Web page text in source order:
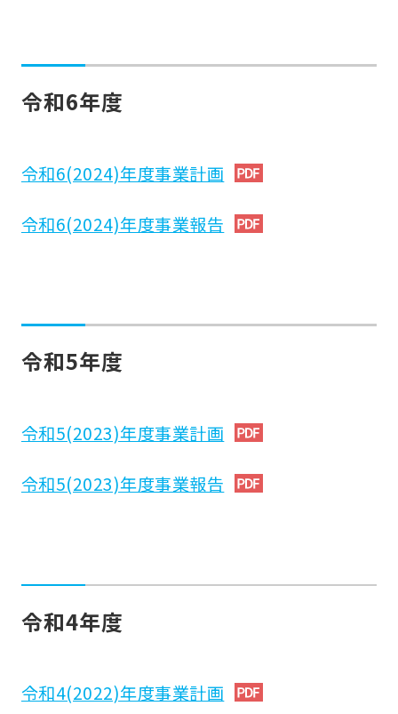
令和6年度
令和6(2024)年度事業計画
令和6(2024)年度事業報告
令和5年度
令和5(2023)年度事業計画
令和5(2023)年度事業報告
令和4年度
令和4(2022)年度事業計画